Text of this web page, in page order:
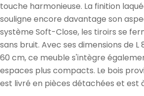
touche harmonieuse. La finition
souligne encore davantage son
système Soft-Close, les tiroirs se
sans bruit. Avec ses dimensions de L
60 cm, ce meuble s'intègre
espaces plus compacts. Le bois
est livré en pièces détachées et est